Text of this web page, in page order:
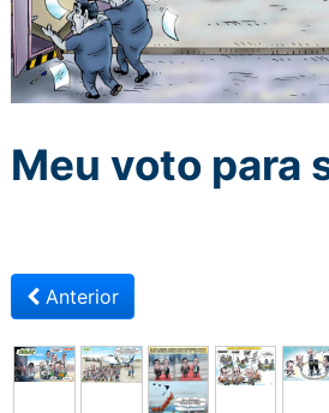
Meu voto para
Anterior